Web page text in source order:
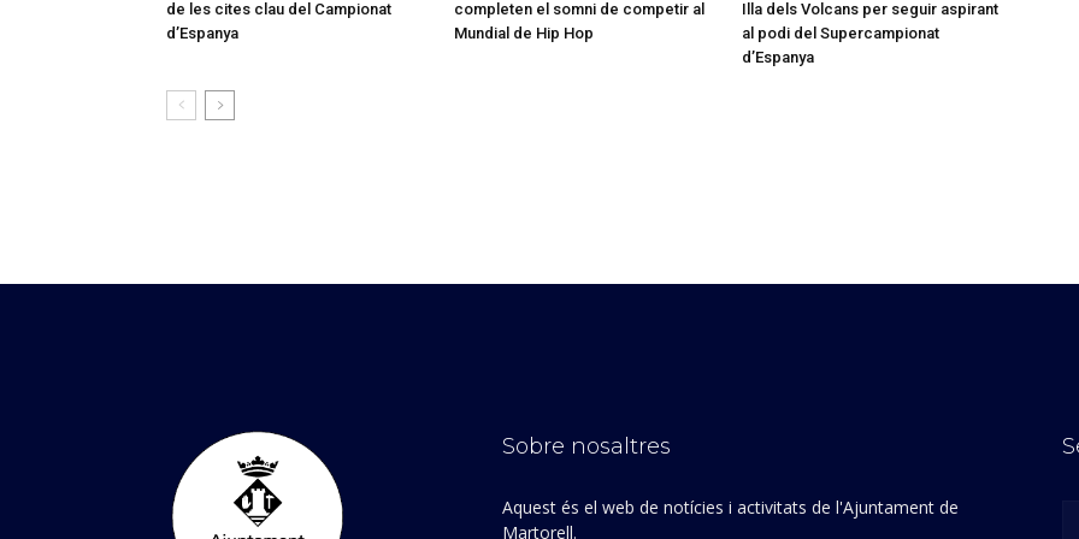
de les cites clau del Campionat
d’Espanya
completen el somni de competir al
Mundial de Hip Hop
Illa dels Volcans per seguir aspirant
al podi del Supercampionat
d’Espanya
Sobre nosaltres
Aquest és el web de notícies i activitats de l'Ajuntament de
Martorell.